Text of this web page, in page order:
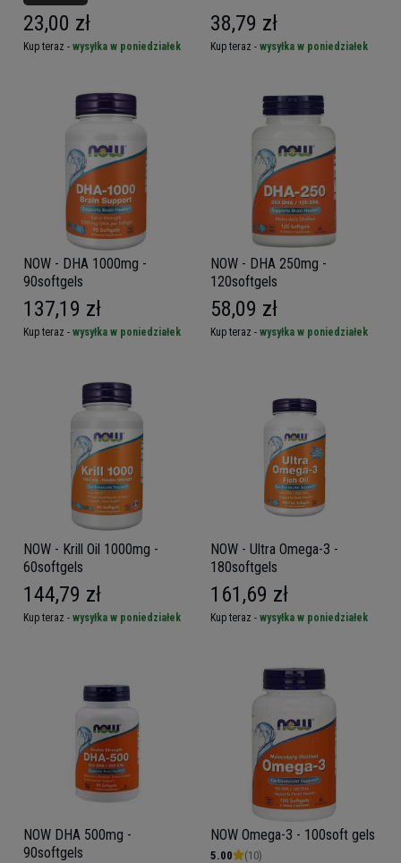
23,00 zł
Kup teraz - wysyłka w poniedziałek
38,79 zł
Kup teraz - wysyłka w poniedziałek
NOW - DHA 1000mg -
90softgels
137,19 zł
Kup teraz - wysyłka w poniedziałek
NOW - DHA 250mg -
120softgels
58,09 zł
Kup teraz - wysyłka w poniedziałek
NOW - Krill Oil 1000mg -
60softgels
144,79 zł
Kup teraz - wysyłka w poniedziałek
NOW - Ultra Omega-3 -
180softgels
161,69 zł
Kup teraz - wysyłka w poniedziałek
NOW DHA 500mg -
90softgels
NOW Omega-3 - 100soft gels
5.00 (10)